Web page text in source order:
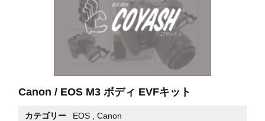
Canon / EOS M3 ボディ EVFキット
カテゴリー EOS Canon